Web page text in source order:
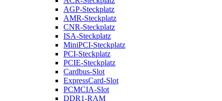
AGP-Steckplatz
AMR-Steckplatz
CNR-Steckplatz
ISA-Steckplatz
MiniPCI-Steckplatz
PCI-Steckplatz
PCIE-Steckplatz
Cardbus-Slot
ExpressCard-Slot
PCMCIA-Slot
DDR1-RAM